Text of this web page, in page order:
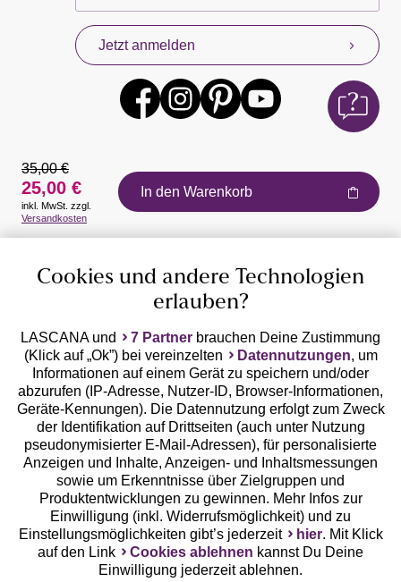
Jetzt anmelden
Auszeichnungen
Geprüfte Sicherheit
Unsere Apps
35,00 €
25,00 €
inkl. MwSt. zzgl.
Versandkosten
In den Warenkorb
Cookies und andere Technologien
erlauben?
LASCANA und 7 Partner brauchen Deine Zustimmung
(Klick auf „Ok”) bei vereinzelten
Datennutzungen, um
Informationen auf einem Gerät zu speichern und/oder
abzurufen (IP-Adresse, Nutzer-ID, Browser-Informationen,
Geräte-Kennungen). Die Datennutzung erfolgt zum Zweck
der Identifikation auf Drittseiten (auch unter Nutzung
pseudonymisierter E-Mail-Adressen), für personalisierte
Anzeigen und Inhalte, Anzeigen- und Inhaltsmessungen
sowie um Erkenntnisse über Zielgruppen und
Produktentwicklungen zu gewinnen. Mehr Infos zur
Einwilligung (inkl. Widerrufsmöglichkeit) und zu
Einstellungsmöglichkeiten gibt’s jederzeit
hier. Mit Klick
auf den Link
Cookies ablehnen kannst Du Deine
Einwilligung jederzeit ablehnen.